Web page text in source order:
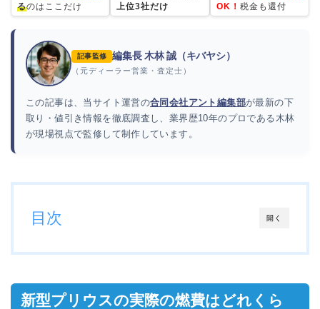
るのはここだけ
上位3社だけ
OK！ 税金も還付
記事監修 編集長 木林 誠（キバヤシ）
（元ディーラー営業・査定士）
この記事は、当サイト運営の合同会社アント編集部が最新の下
取り・値引き情報を徹底調査し、業界歴10年のプロである木林
が現場視点で監修して制作しています。
開く
目次
新型プリウスの実際の燃費はどれくら